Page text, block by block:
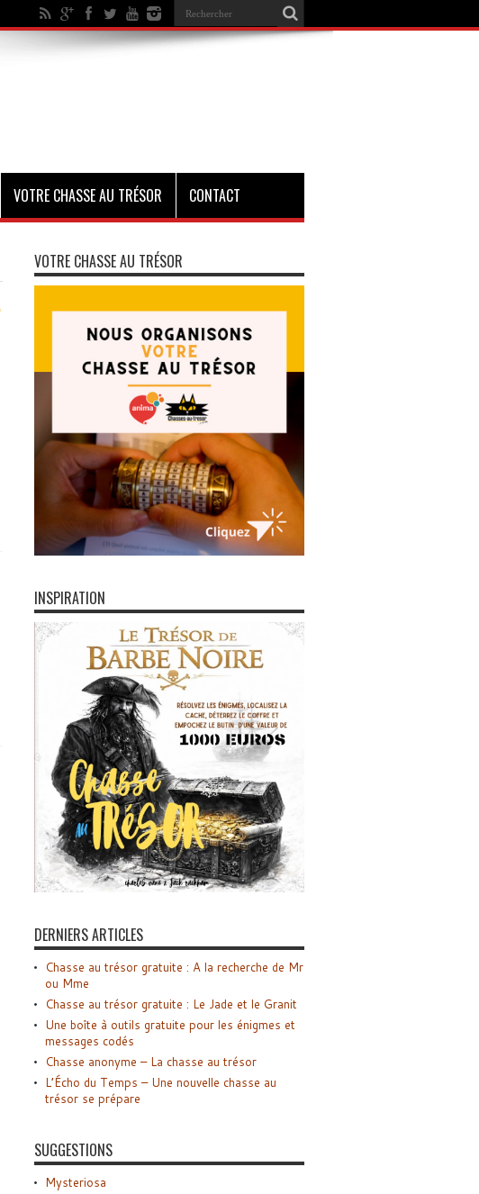
VOTRE CHASSE AU TRÉSOR CONTACT
VOTRE CHASSE AU TRÉSOR
INSPIRATION
DERNIERS ARTICLES
Chasse au trésor gratuite : A la recherche de Mr
ou Mme
Chasse au trésor gratuite : Le Jade et le Granit
Une boîte à outils gratuite pour les énigmes et
messages codés
Chasse anonyme – La chasse au trésor
L’Écho du Temps – Une nouvelle chasse au
trésor se prépare
SUGGESTIONS
Mysteriosa